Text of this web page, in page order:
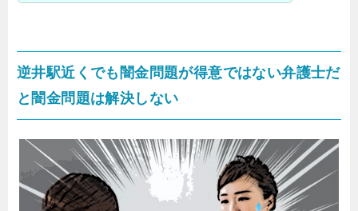
逆井駅近くでも闇金問題が得意ではない弁護士だ
と闇金問題は解決しない